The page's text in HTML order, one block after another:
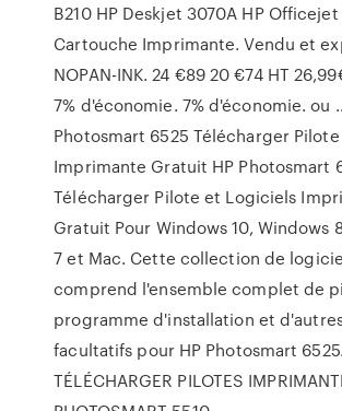
B210 HP Deskjet 3070A HP
Cartouche Imprimante. Vendu et
NOPAN-INK. 24 €89 20 €74 HT
7% d'économie. 7% d'économie. ou
Photosmart 6525 Télécharger Pilote
Imprimante Gratuit HP Photosmart
Télécharger Pilote et Logiciels
Gratuit Pour Windows 10, Windows
7 et Mac. Cette collection de
comprend l'ensemble complet de
programme d'installation et
facultatifs pour HP Photosmart 6525.
TÉLÉCHARGER PILOTES